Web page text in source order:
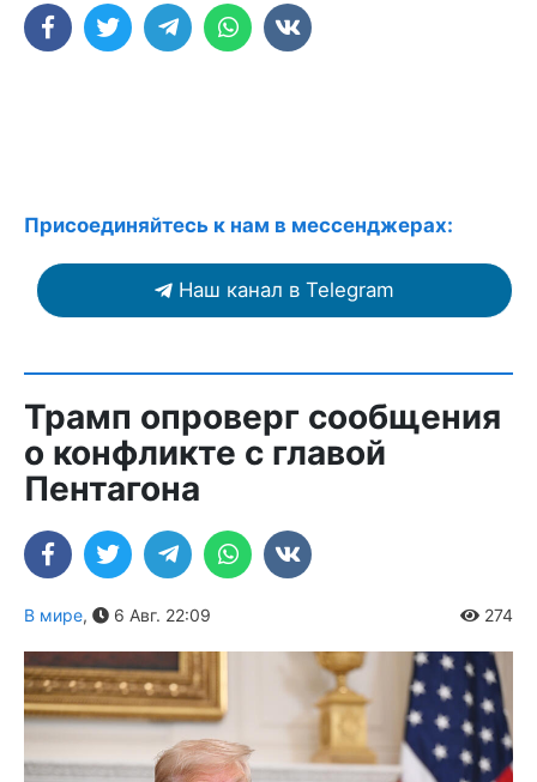
Присоединяйтесь к нам в мессенджерах:
Наш канал в Telegram
Трамп опроверг сообщения
о конфликте с главой
Пентагона
В мире, 6 Авг. 22:09 274